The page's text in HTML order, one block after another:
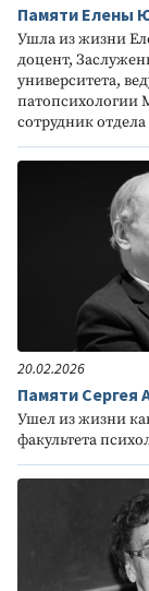
Памяти Елены
Ушла из жизни
доцент,
университета,
сотрудник
20.02.2026
Памяти Сергея
Ушел из жизни
факультета